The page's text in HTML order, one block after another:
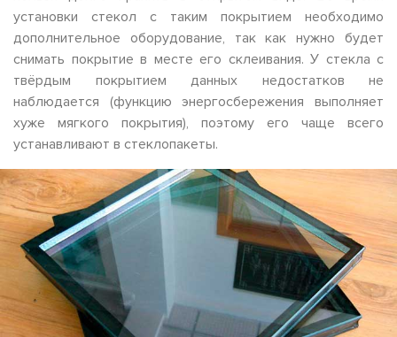
установки стекол с таким покрытием необходимо
дополнительное оборудование, так как нужно будет
снимать покрытие в месте его склеивания. У стекла с
твёрдым покрытием данных недостатков не
наблюдается (функцию энергосбережения выполняет
хуже мягкого покрытия), поэтому его чаще всего
устанавливают в стеклопакеты.